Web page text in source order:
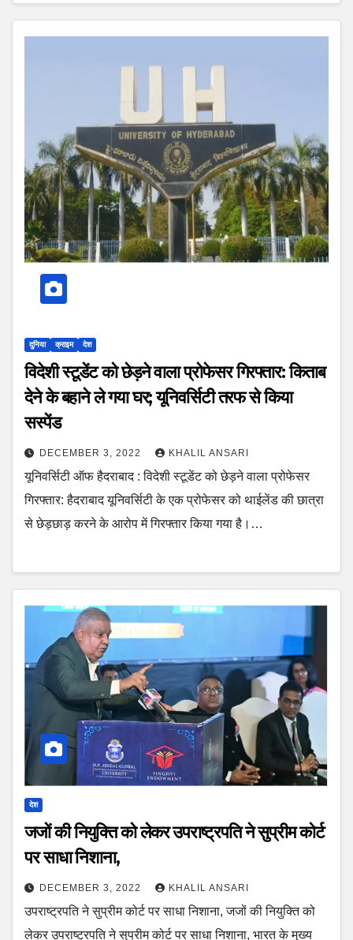
दुनिया क्राइम देश
विदेशी स्टूडेंट को छेड़ने वाला प्रोफेसर गिरफ्तार: किताब
देने के बहाने ले गया घर; यूनिवर्सिटी तरफ से किया
सस्पेंड
DECEMBER 3, 2022 KHALIL ANSARI
यूनिवर्सिटी ऑफ हैदराबाद : विदेशी स्टूडेंट को छेड़ने वाला प्रोफेसर
गिरफ्तार: हैदराबाद यूनिवर्सिटी के एक प्रोफेसर को थाईलेंड की छात्रा
से छेड़छाड़ करने के आरोप में गिरफ्तार किया गया है।…
देश
जजों की नियुक्ति को लेकर उपराष्ट्रपति ने सुप्रीम कोर्ट
पर साधा निशाना,
DECEMBER 3, 2022 KHALIL ANSARI
उपराष्ट्रपति ने सुप्रीम कोर्ट पर साधा निशाना, जजों की नियुक्ति को
लेकर उपराष्ट्रपति ने सुप्रीम कोर्ट पर साधा निशाना, भारत के मुख्य